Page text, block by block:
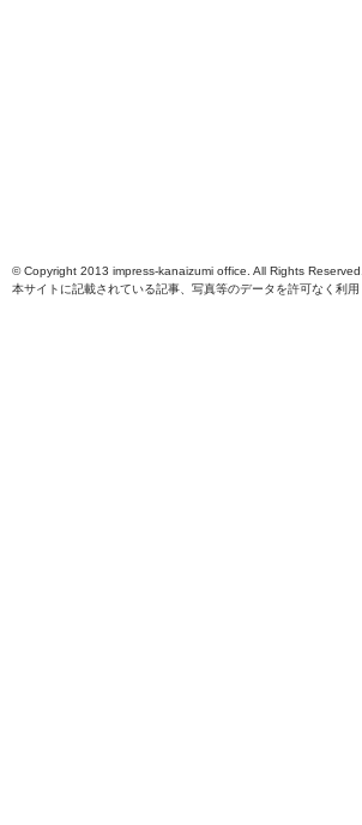
© Copyright 2013 impress-kanaizumi office. All Rights Reserved.
本サイトに記載されている記事、写真等のデータを許可なく利